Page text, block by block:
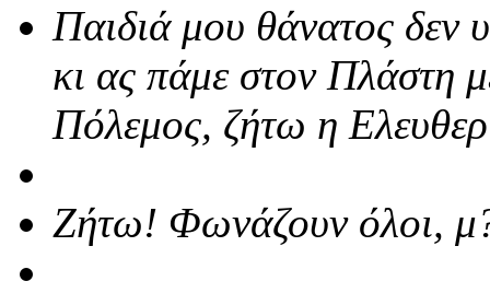
Παιδιά μου θάνατος δεν
κι ας πάμε στον Πλάστη
Πόλεμος, ζήτω η
Ζήτω! Φωνάζουν όλοι,